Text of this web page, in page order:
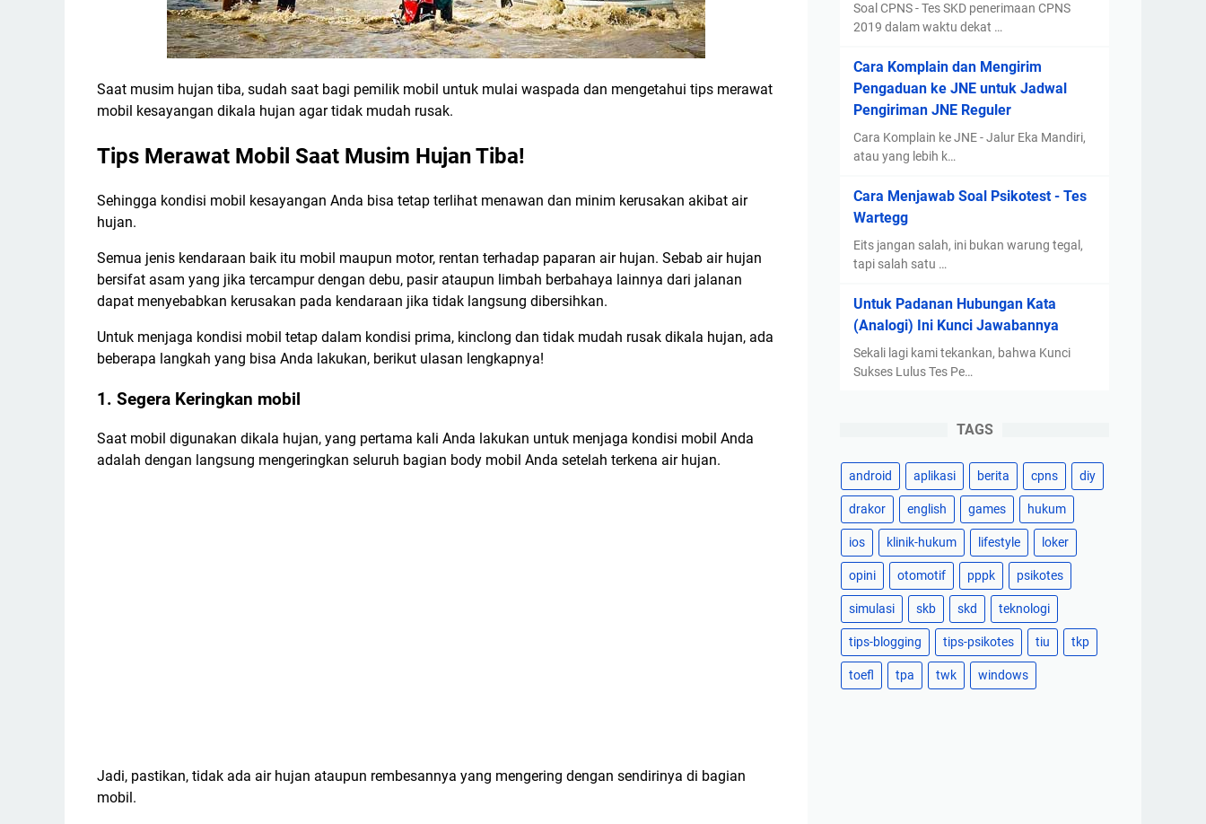
Saat musim hujan tiba, sudah saat bagi pemilik mobil untuk mulai waspada dan mengetahui tips merawat
mobil kesayangan dikala hujan agar tidak mudah rusak.
Tips Merawat Mobil Saat Musim Hujan Tiba!
Sehingga kondisi mobil kesayangan Anda bisa tetap terlihat menawan dan minim kerusakan akibat air
hujan.
Semua jenis kendaraan baik itu mobil maupun motor, rentan terhadap paparan air hujan. Sebab air hujan
bersifat asam yang jika tercampur dengan debu, pasir ataupun limbah berbahaya lainnya dari jalanan
dapat menyebabkan kerusakan pada kendaraan jika tidak langsung dibersihkan.
Untuk menjaga kondisi mobil tetap dalam kondisi prima, kinclong dan tidak mudah rusak dikala hujan, ada
beberapa langkah yang bisa Anda lakukan, berikut ulasan lengkapnya!
1. Segera Keringkan mobil
Saat mobil digunakan dikala hujan, yang pertama kali Anda lakukan untuk menjaga kondisi mobil Anda
adalah dengan langsung mengeringkan seluruh bagian body mobil Anda setelah terkena air hujan.
Jadi, pastikan, tidak ada air hujan ataupun rembesannya yang mengering dengan sendirinya di bagian
mobil.
Soal CPNS - Tes SKD penerimaan CPNS
2019 dalam waktu dekat …
Cara Komplain dan Mengirim
Pengaduan ke JNE untuk Jadwal
Pengiriman JNE Reguler
Cara Komplain ke JNE - Jalur Eka Mandiri,
atau yang lebih k…
Cara Menjawab Soal Psikotest - Tes
Wartegg
Eits jangan salah, ini bukan warung tegal,
tapi salah satu …
Untuk Padanan Hubungan Kata
(Analogi) Ini Kunci Jawabannya
Sekali lagi kami tekankan, bahwa Kunci
Sukses Lulus Tes Pe…
TAGS
android aplikasi berita cpns diy
drakor english games hukum
ios klinik-hukum lifestyle loker
opini otomotif pppk psikotes
simulasi skb skd teknologi
tips-blogging tips-psikotes tiu tkp
toefl tpa twk windows